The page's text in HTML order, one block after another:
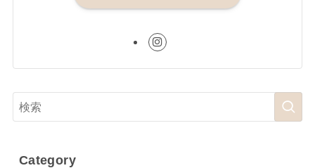
Category